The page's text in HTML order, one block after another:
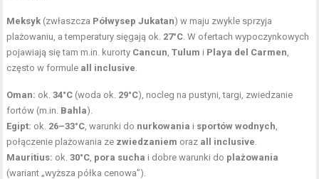
Meksyk (zwłaszcza Półwysep Jukatan) w maju zwykle sprzyja
plażowaniu, a temperatury sięgają ok. 27°C . W ofertach wypoczynkowych
pojawiają się tam m.in. kurorty Cancun ,Tulum i Playa del Carmen
często w formule all inclusive
Oman: ok.34°C (woda ok. 29°C), nocleg na pustyni, targi, zwiedzanie
fortów (m.in. Bahla).
Egipt: ok. 26–33°C , warunki do nurkowania i sportów wodnych
połączenie plażowania ze zwiedzaniem oraz all inclusive
Mauritius: ok.30°C pora sucha i dobre warunki do plażowania
(wariant „wyższa półka cenowa”).